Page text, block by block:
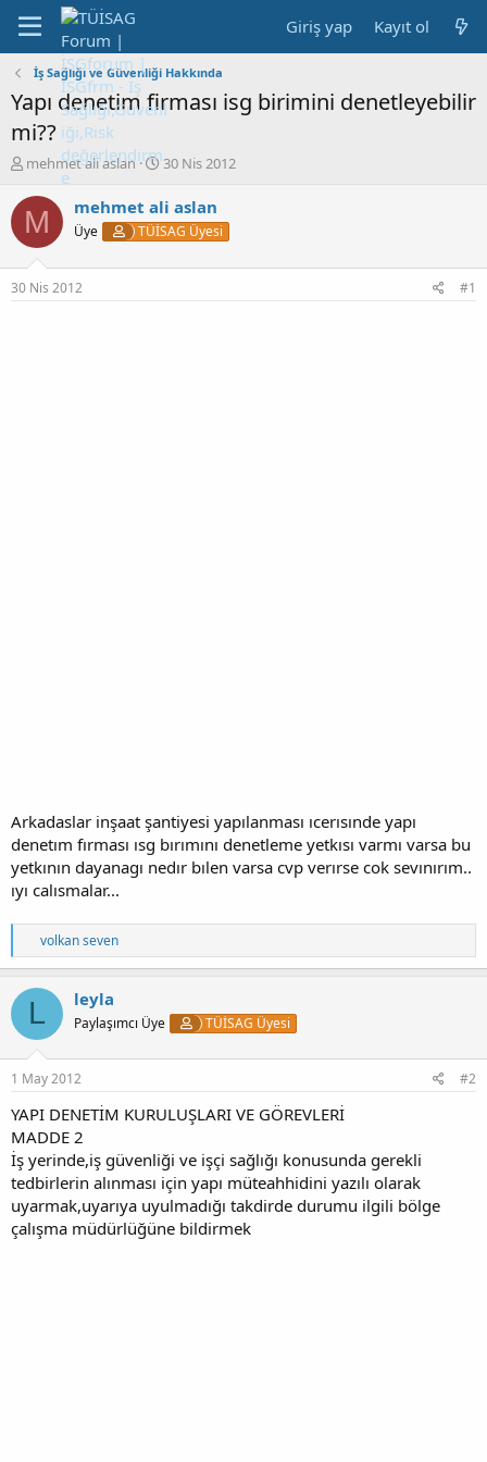
Giriş yap Kayıt ol
İş Sağlığı ve Güvenliği Hakkında
Yapı denetim firması isg birimini denetleyebilir
mi??
K
n
b
u
u
b
mehmet ali aslan
B
ş
l
a
30 Nis 2012
M mehmet ali aslan
Üye TÜİSAG Üyesi
30 Nis 2012 #1
Arkadaslar inşaat şantiyesi yapılanması ıcerısınde yapı
denetım fırması ısg bırımını denetleme yetkısı varmı varsa bu
yetkının dayanagı nedır bılen varsa cvp verırse cok sevınırım..
ıyı calısmalar...
T
e
p
k
l
e
r
:
volkan seven
L leyla
Paylaşımcı Üye TÜİSAG Üyesi
1 May 2012 #2
YAPI DENETİM KURULUŞLARI VE GÖREVLERİ
MADDE 2
İş yerinde,iş güvenliği ve işçi sağlığı konusunda gerekli
tedbirlerin alınması için yapı müteahhidini yazılı olarak
uyarmak,uyarıya uyulmadığı takdirde durumu ilgili bölge
çalışma müdürlüğüne bildirmek